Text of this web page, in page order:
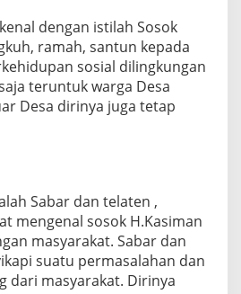
dengan istilah Sosok
ramah, santun kepada
sosial dilingkungan
teruntuk warga Desa
Desa dirinya juga tetap
Sabar dan telaten ,
mengenal sosok H.Kasiman
masyarakat. Sabar dan
suatu permasalahan dan
dari masyarakat. Dirinya